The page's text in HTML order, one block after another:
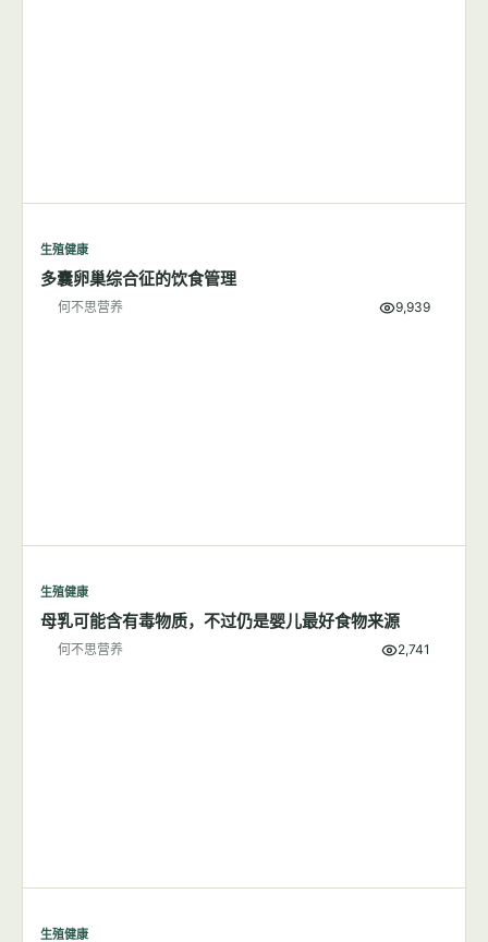
生殖健康
多囊卵巢综合征的饮食管理
何不思营养 9,939
生殖健康
母乳可能含有毒物质，不过仍是婴儿最好食物来源
何不思营养 2,741
生殖健康